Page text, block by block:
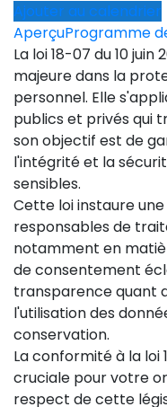
Ajouter au calendrier
AperçuProgramme
La loi 18-07 du 10
majeure dans la
personnel. Elle
publics et privés qui
son objectif est de
l'intégrité et la
sensibles.
Cette loi instaure
responsables de
notamment en
de consentement
transparence quant
l'utilisation des
conservation.
La conformité à la
cruciale pour votre
respect de cette